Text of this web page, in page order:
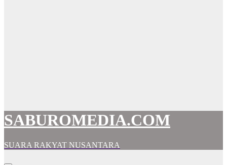
SABUROMEDIA.COM
SUARA RAKYAT NUSANTARA